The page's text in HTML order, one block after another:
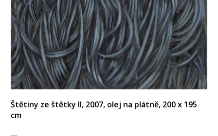
Štětiny ze štětky II, 2007, olej na plátně, 200 x 195
cm